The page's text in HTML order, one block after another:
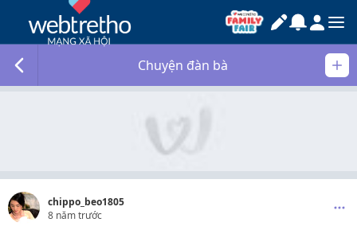
Chuyện đàn bà
chippo_beo1805
8 năm trước